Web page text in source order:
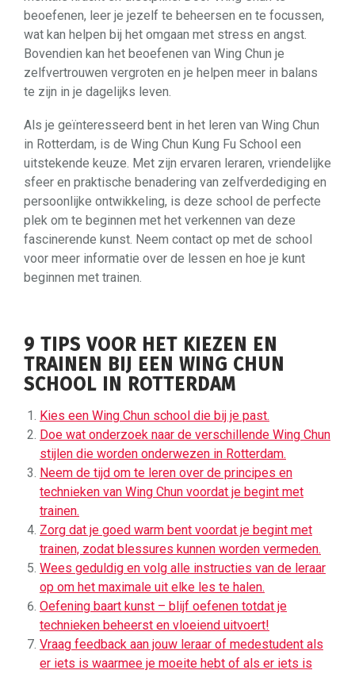
beoefenen, leer je jezelf te beheersen en te focussen,
wat kan helpen bij het omgaan met stress en angst.
Bovendien kan het beoefenen van Wing Chun je
zelfvertrouwen vergroten en je helpen meer in balans
te zijn in je dagelijks leven.
Als je geïnteresseerd bent in het leren van Wing Chun
in Rotterdam, is de Wing Chun Kung Fu School een
uitstekende keuze. Met zijn ervaren leraren, vriendelijke
sfeer en praktische benadering van zelfverdediging en
persoonlijke ontwikkeling, is deze school de perfecte
plek om te beginnen met het verkennen van deze
fascinerende kunst. Neem contact op met de school
voor meer informatie over de lessen en hoe je kunt
beginnen met trainen.
9 TIPS VOOR HET KIEZEN EN
TRAINEN BIJ EEN WING CHUN
SCHOOL IN ROTTERDAM
Kies een Wing Chun school die bij je past.
Doe wat onderzoek naar de verschillende Wing Chun
stijlen die worden onderwezen in Rotterdam.
Neem de tijd om te leren over de principes en
technieken van Wing Chun voordat je begint met
trainen.
Zorg dat je goed warm bent voordat je begint met
trainen, zodat blessures kunnen worden vermeden.
Wees geduldig en volg alle instructies van de leraar
op om het maximale uit elke les te halen.
Oefening baart kunst – blijf oefenen totdat je
technieken beheerst en vloeiend uitvoert!
Vraag feedback aan jouw leraar of medestudent als
er iets is waarmee je moeite hebt of als er iets is